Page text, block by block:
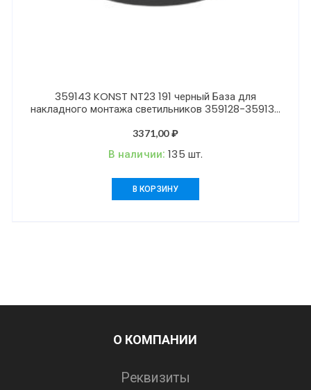
359143 KONST NT23 191 черный База для
накладного монтажа светильников 359128-359133
3371,00₽
В наличии:135 шт.
В КОРЗИНУ
О КОМПАНИИ
Реквизиты